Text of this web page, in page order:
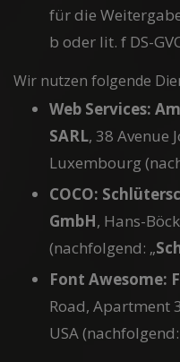
für die
b oder lit. f DS-
Wir nutzen folgende
Web Services:
SARL, 38 Avenue
Luxembourg
COCO:
GmbH, Hans-
(nachfolgend: „
Font Awesome:
Road, Apartment
USA (nachfolgend: